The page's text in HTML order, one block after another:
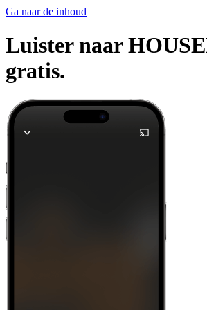
Ga naar de inhoud
Luister naar
gratis.